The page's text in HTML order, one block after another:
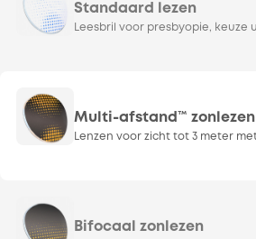
Standaard lezen
Leesbril voor presbyopie, keuze
Multi-afstand™ zonlezen
Lenzen voor zicht tot 3 meter
Bifocaal zonlezen